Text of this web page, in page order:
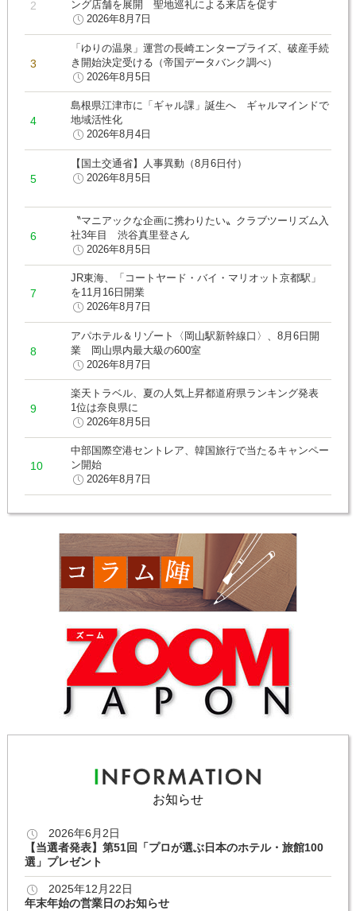
ング店舗を展開 聖地巡礼による来店を促す
2026年8月7日
「ゆりの温泉」運営の長崎エンタープライズ、破産手続
き開始決定受ける（帝国データバンク調べ）
2026年8月5日
島根県江津市に「ギャル課」誕生へ ギャルマインドで
地域活性化
2026年8月4日
【国土交通省】人事異動（8月6日付）
2026年8月5日
〝マニアックな企画に携わりたい〟クラブツーリズム入
社3年目 渋谷真里登さん
2026年8月5日
JR東海、「コートヤード・バイ・マリオット京都駅」
を11月16日開業
2026年8月7日
アパホテル＆リゾート〈岡山駅新幹線口〉、8月6日開
業 岡山県内最大級の600室
2026年8月7日
楽天トラベル、夏の人気上昇都道府県ランキング発表
1位は奈良県に
2026年8月5日
中部国際空港セントレア、韓国旅行で当たるキャンペー
ン開始
2026年8月7日
お知らせ
2026年6月2日
【当選者発表】第51回「プロが選ぶ日本のホテル・旅館100
選」プレゼント
2025年12月22日
年末年始の営業日のお知らせ